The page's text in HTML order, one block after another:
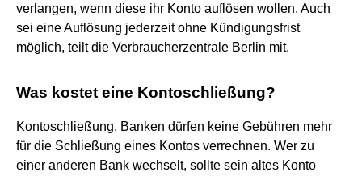
verlangen, wenn diese ihr Konto auflösen wollen. Auch
sei eine Auflösung jederzeit ohne Kündigungsfrist
möglich, teilt die Verbraucherzentrale Berlin mit.
Was kostet eine Kontoschließung?
Kontoschließung. Banken dürfen keine Gebühren mehr
für die Schließung eines Kontos verrechnen. Wer zu
einer anderen Bank wechselt, sollte sein altes Konto